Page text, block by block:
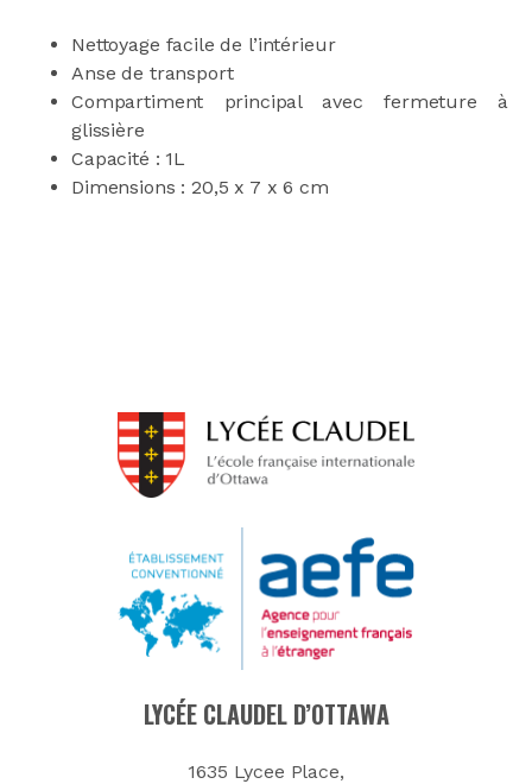
Nettoyage facile de l’intérieur
Anse de transport
Compartiment principal avec fermeture à
glissière
Capacité : 1L
Dimensions : 20,5 x 7 x 6 cm
LYCÉE CLAUDEL D’OTTAWA
1635 Lycee Place,